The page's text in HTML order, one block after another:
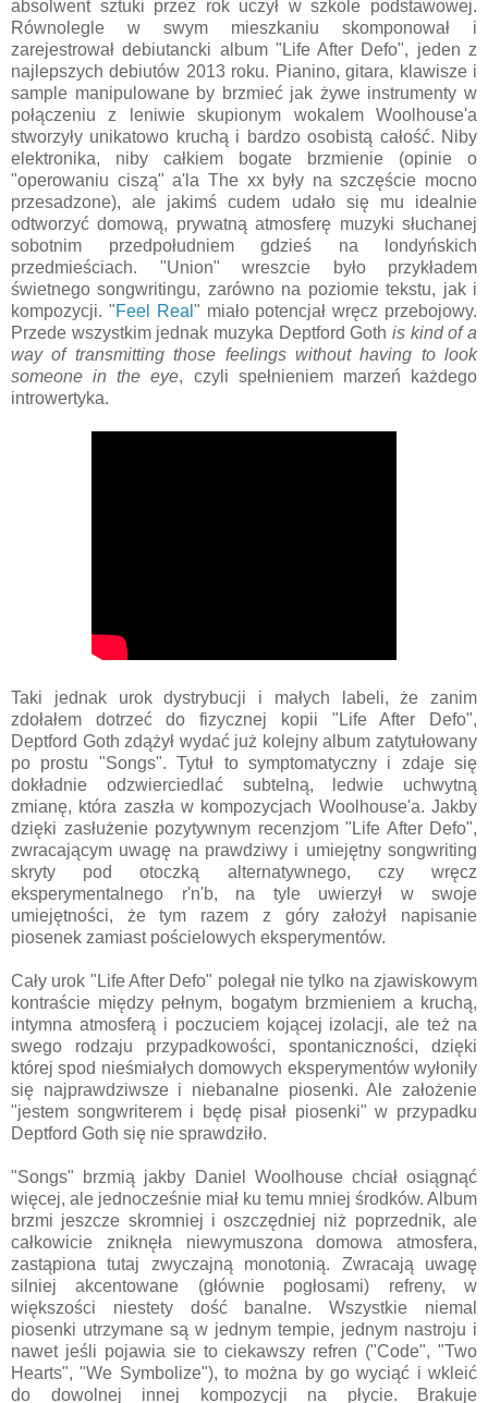
absolwent sztuki przez rok uczył w szkole podstawowej.
Równolegle w swym mieszkaniu skomponował i
zarejestrował debiutancki album "Life After Defo", jeden z
najlepszych debiutów 2013 roku. Pianino, gitara, klawisze i
sample manipulowane by brzmieć jak żywe instrumenty w
połączeniu z leniwie skupionym wokalem Woolhouse'a
stworzyły unikatowo kruchą i bardzo osobistą całość. Niby
elektronika, niby całkiem bogate brzmienie (opinie o
"operowaniu ciszą" a'la The xx były na szczęście mocno
przesadzone), ale jakimś cudem udało się mu idealnie
odtworzyć domową, prywatną atmosferę muzyki słuchanej
sobotnim przedpołudniem gdzieś na londyńskich
przedmieściach. "Union" wreszcie było przykładem
świetnego songwritingu, zarówno na poziomie tekstu, jak i
kompozycji. "Feel Real " miało potencjał wręcz przebojowy.
Przede wszystkim jednak muzyka Deptford Goth is kind of a
way of transmitting those feelings without having to look
someone in the eye, czyli spełnieniem marzeń każdego
introwertyka.
Taki jednak urok dystrybucji i małych labeli, że zanim
zdołałem dotrzeć do fizycznej kopii "Life After Defo",
Deptford Goth zdążył wydać już kolejny album zatytułowany
po prostu "Songs". Tytuł to symptomatyczny i zdaje się
dokładnie odzwierciedlać subtelną, ledwie uchwytną
zmianę, która zaszła w kompozycjach Woolhouse'a. Jakby
dzięki zasłużenie pozytywnym recenzjom "Life After Defo",
zwracającym uwagę na prawdziwy i umiejętny songwriting
skryty pod otoczką alternatywnego, czy wręcz
eksperymentalnego r'n'b, na tyle uwierzył w swoje
umiejętności, że tym razem z góry założył napisanie
piosenek zamiast pościelowych eksperymentów.
Cały urok "Life After Defo" polegał nie tylko na zjawiskowym
kontraście między pełnym, bogatym brzmieniem a kruchą,
intymna atmosferą i poczuciem kojącej izolacji, ale też na
swego rodzaju przypadkowości, spontaniczności, dzięki
której spod nieśmiałych domowych eksperymentów wyłoniły
się najprawdziwsze i niebanalne piosenki. Ale założenie
"jestem songwriterem i będę pisał piosenki" w przypadku
Deptford Goth się nie sprawdziło.
"Songs" brzmią jakby Daniel Woolhouse chciał osiągnąć
więcej, ale jednocześnie miał ku temu mniej środków. Album
brzmi jeszcze skromniej i oszczędniej niż poprzednik, ale
całkowicie zniknęła niewymuszona domowa atmosfera,
zastąpiona tutaj zwyczajną monotonią. Zwracają uwagę
silniej akcentowane (głównie pogłosami) refreny, w
większości niestety dość banalne. Wszystkie niemal
piosenki utrzymane są w jednym tempie, jednym nastroju i
nawet jeśli pojawia sie to ciekawszy refren ("Code", "Two
Hearts", "We Symbolize"), to można by go wyciąć i wkleić
do dowolnej innej kompozycji na płycie. Brakuje